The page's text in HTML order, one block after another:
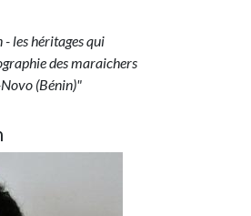
- les héritages qui
des maraichers
(Bénin)"